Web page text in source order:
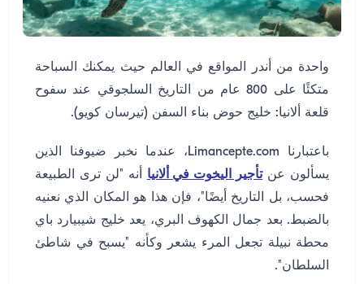
واحدة من أندر المواقع في العالم حيث يمكنك السباحة
متكئًا على 800 عام من التاريخ السلجوقي عند سفوح
قلعة ألانيا: خليج حوض بناء السفن (تيرسان كويو).
باعتبارنا Limancepte.com، عندما نخبر ضيوفنا الذين
يسألون عنتأجير اليخوت في ألانيا أنه "لن ترى الطبيعة
فحسب، بل التاريخ أيضًا"، فإن هذا هو المكان الذي نعنيه
بالضبط. بعد جمال الكهوف البري، يعد خليج شيبيارد باي
محطة نبيلة تجعل المرء يشعر وكأنه "يسبح في شاطئ
السلطان".